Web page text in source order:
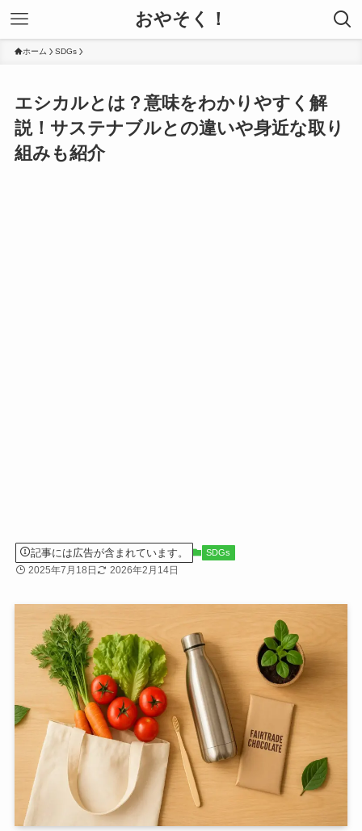
おやそく！
ホーム SDGs
エシカルとは？意味をわかりやすく解
説！サステナブルとの違いや身近な取り
組みも紹介
記事には広告が含まれています。 SDGs
2025年7月18日 2026年2月14日